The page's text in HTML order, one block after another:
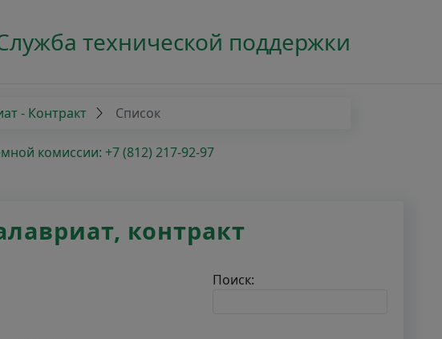
технической поддержки
- Контракт Список
комиссии: +7 (812) 217-92-97
контракт
Поиск: